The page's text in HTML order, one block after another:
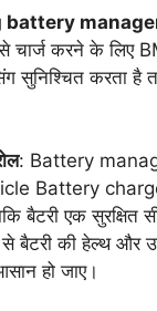
battery
चार्ज करने के लिए
सुनिश्चित करता है
: Battery
Battery
बैटरी एक सुरक्षित
बैटरी की हेल्थ और
हो जाए।